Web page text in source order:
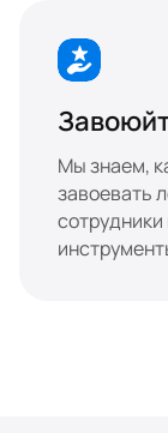
Мы знаем,
завоевать